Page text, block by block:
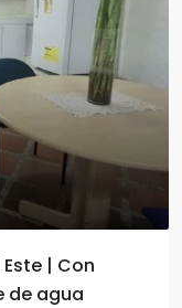
| Con
de agua